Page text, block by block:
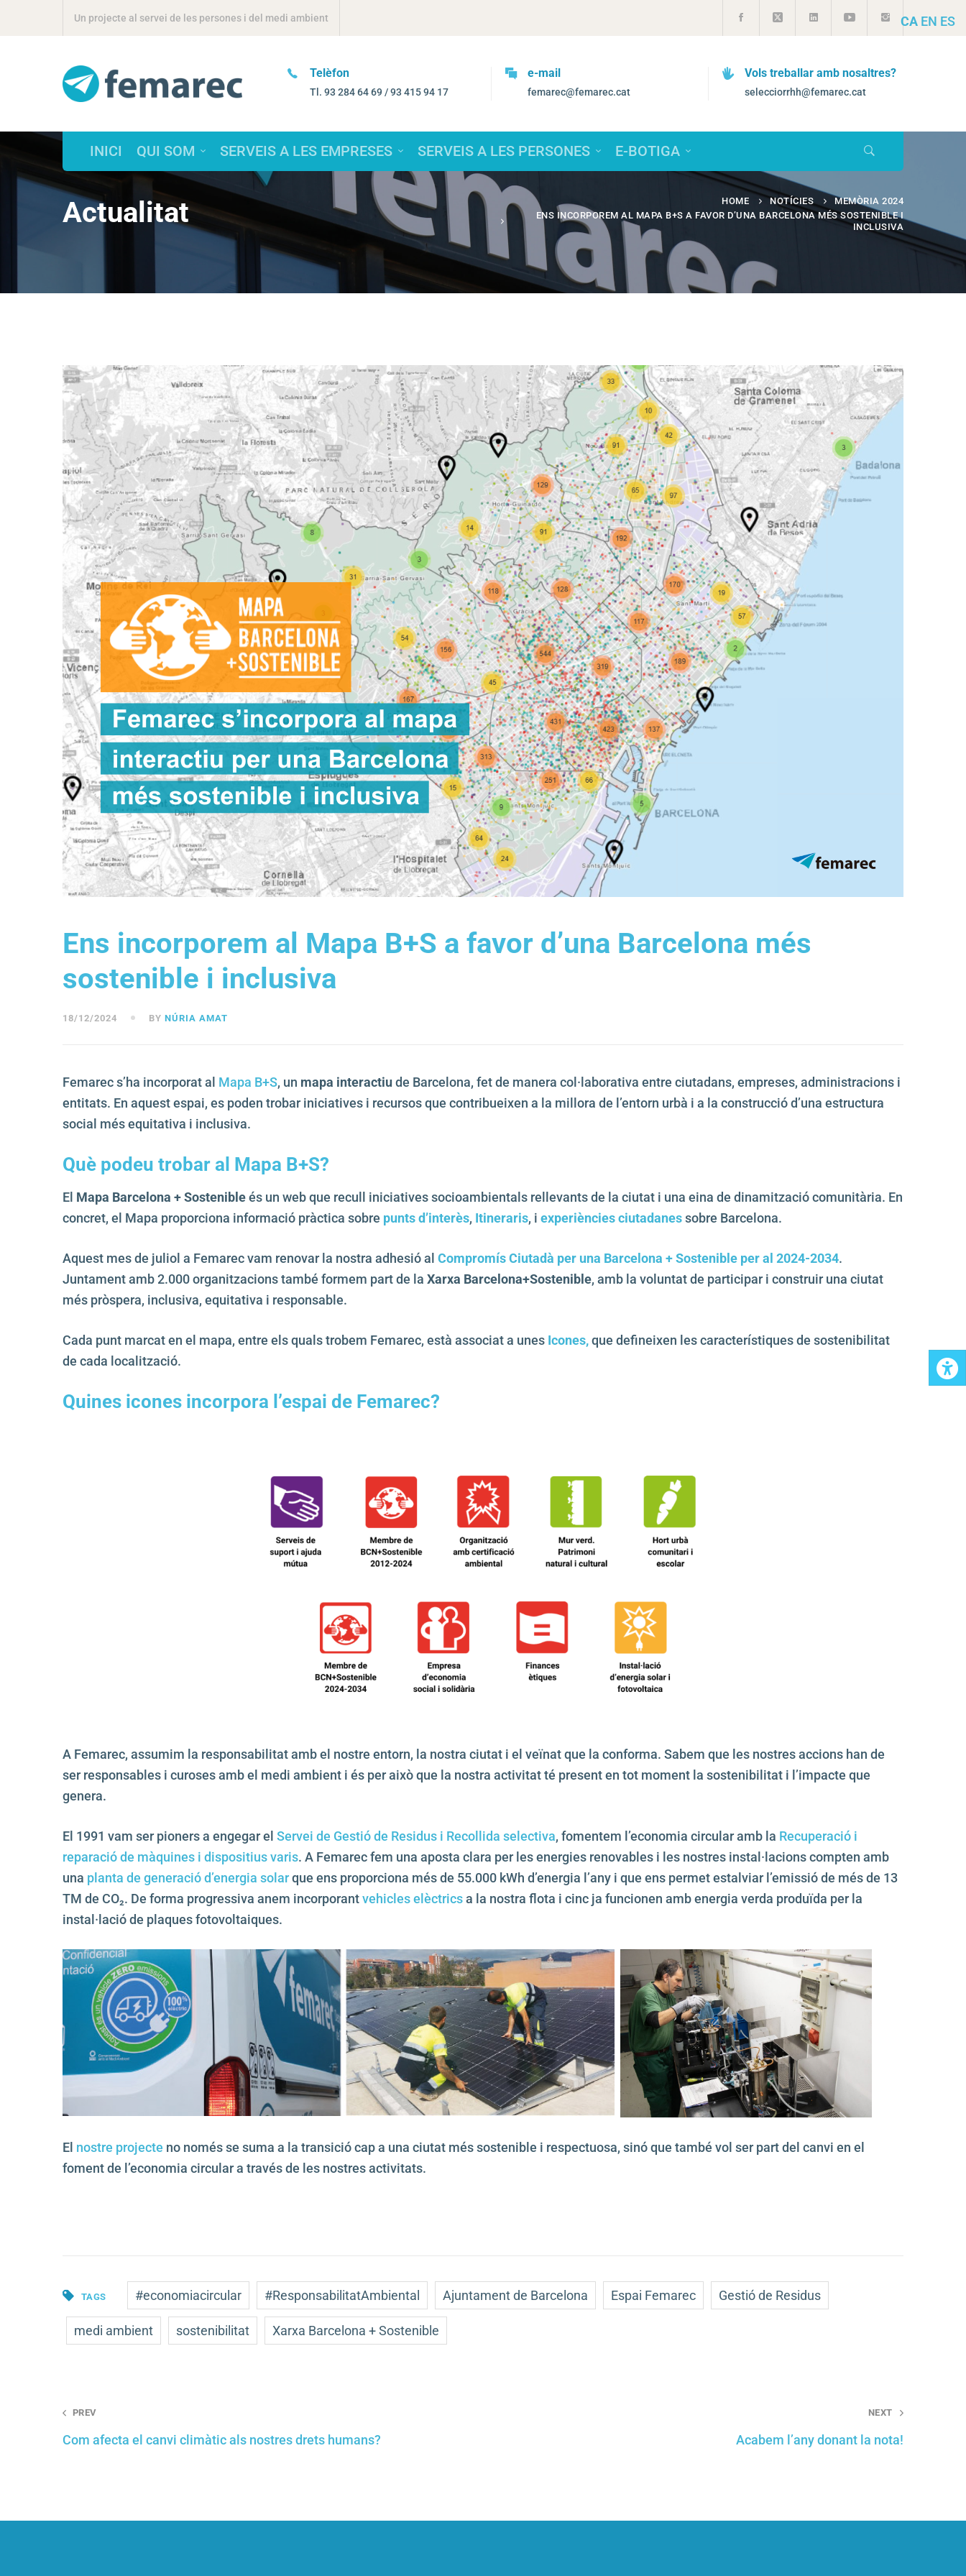
Un projecte al servei de les persones i del medi ambient
Torrent de l'Estadella, 46 / 08030
Barcelona
Telèfon
Tl. 93 284 64 69 / 93 415 94 17
e-mail
femarec@femarec.cat
Vols treballar amb nosaltres?
selecciorrhh@femarec.cat
INICI QUI SOM SERVEIS A LES EMPRESES SERVEIS A LES PERSONES E-BOTIGA
Actualitat HOME NOTÍCIES
MEMÒRIA 2024
ENS INCORPOREM AL MAPA B+S A FAVOR D’UNA BARCELONA MÉS SOSTENIBLE I
INCLUSIVA
Ens incorporem al Mapa B+S a favor d’una Barcelona més
sostenible i inclusiva
18/12/2024 BY NÚRIA AMAT
Femarec s’ha incorporat al Mapa B+S, un mapa interactiude Barcelona, fet de manera col·laborativa entre ciutadans, empreses, administracions i
entitats. En aquest espai, es poden trobar iniciatives i recursos que contribueixen a la millora de l’entorn urbà i a la construcció d’una estructura
social més equitativa i inclusiva.
Què podeu trobar al Mapa B+S?
El Mapa Barcelona + Sostenibleés un web que recull iniciatives socioambientals rellevants de la ciutat i una eina de dinamització comunitària. En
concret, el Mapa proporciona informació pràctica sobre punts d’interès, Itineraris, i experiències ciutadanessobre Barcelona.
Aquest mes de juliol a Femarec vam renovar la nostra adhesió al Compromís Ciutadà per una Barcelona + Sostenible per al 2024-2034.
Juntament amb 2.000 organitzacions també formem part de la Xarxa Barcelona+Sostenible, amb la voluntat de participar i construir una ciutat
més pròspera, inclusiva, equitativa i responsable.
Cada punt marcat en el mapa, entre els quals trobem Femarec, està associat a unes Icones,que defineixen les característiques de sostenibilitat
de cada localització.
Quines icones incorpora l’espai de Femarec?
A Femarec, assumim la responsabilitat amb el nostre entorn, la nostra ciutat i el veïnat que la conforma. Sabem que les nostres accions han de
ser responsables i curoses amb el medi ambient i és per això que la nostra activitat té present en tot moment la sostenibilitat i l’impacte que
genera.
El 1991 vam ser pioners a engegar el Servei de Gestió de Residus i Recollida selectiva, fomentem l’economia circular amb la Recuperació i
reparació de màquines i dispositius varis. A Femarec fem una aposta clara per les energies renovables i les nostres instal·lacions compten amb
una planta de generació d’energia solarque ens proporciona més de 55.000 kWh d’energia l’any i que ens permet estalviar l’emissió de més de 13
TM de CO₂. De forma progressiva anem incorporantvehicles elèctricsa la nostra flota i cinc ja funcionen amb energia verda produïda per la
instal·lació de plaques fotovoltaiques.
El nostre projecte no només se suma a la transició cap a una ciutat més sostenible i respectuosa, sinó que també vol ser part del canvi en el
foment de l’economia circular a través de les nostres activitats.
TAGS #economiacircular #ResponsabilitatAmbiental Ajuntament de Barcelona Espai Femarec Gestió de Residus
medi ambient sostenibilitat Xarxa Barcelona + Sostenible
Post
navigation
PREV
Com afecta el canvi climàtic als nostres drets humans?
NEXT
Acabem l’any donant la nota!
CA EN ES